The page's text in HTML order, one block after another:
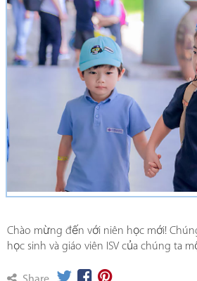
Chào mừng đến với niên học mới!
học sinh và giáo viên ISV của chúng ta